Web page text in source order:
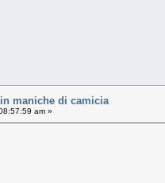
in maniche di camicia
am »